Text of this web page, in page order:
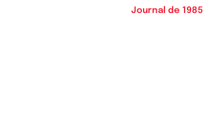
Journal de 1985